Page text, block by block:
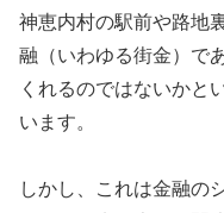
神恵内村の駅前や路地
融（いわゆる街金）で
くれるのではないかと
います。
しかし、これは金融の